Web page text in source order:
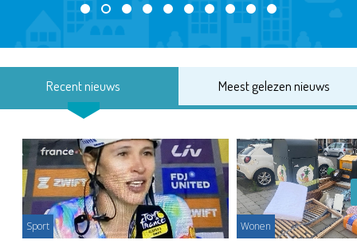
Recent nieuws Meest gelezen nieuws
Sport Wonen